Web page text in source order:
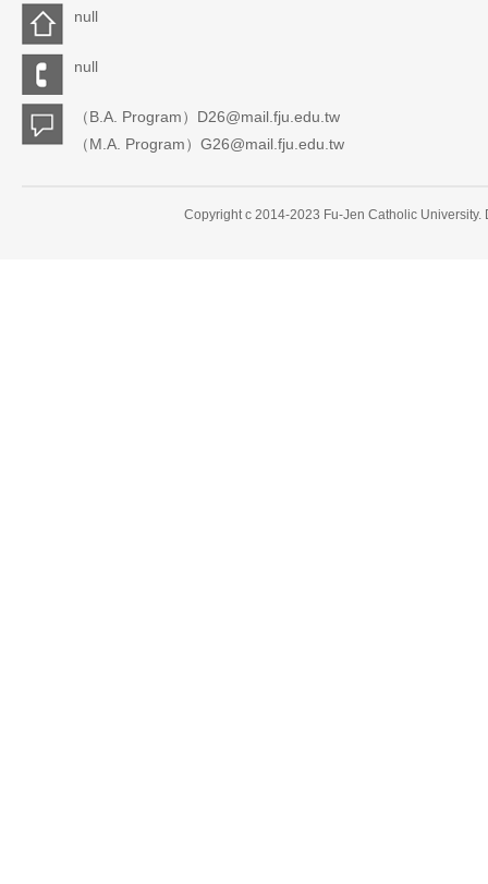
null
null
（B.A. Program）D26@mail.fju.edu.tw
（M.A. Program）G26@mail.fju.edu.tw
Copyright c 2014-2023 Fu-Jen Catholic